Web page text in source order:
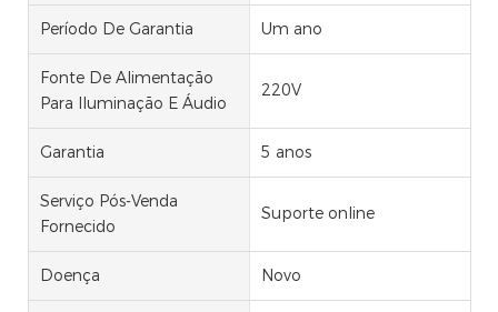
Período De Garantia Um ano
Fonte De Alimentação
Para Iluminação E Áudio
220V
Garantia 5 anos
Serviço Pós-Venda
Fornecido
Suporte online
Doença Novo